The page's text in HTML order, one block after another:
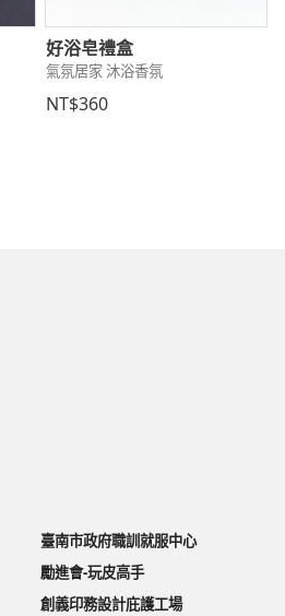
好浴皂禮盒
氣氛居家 沐浴香氛
NT$360
臺南市政府職訓就服中心
勵進會-玩皮高手
創義印務設計庇護工場